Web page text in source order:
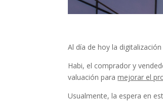
Al día de hoy la
Habi, el comprador y
valuación paramejorar el
Usualmente, la espera en